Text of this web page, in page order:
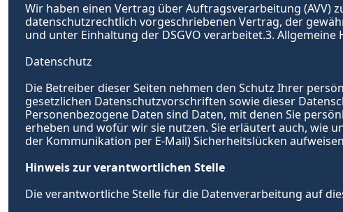
Wir haben einen Vertrag über Auftragsverarbeitung (AVV)
datenschutzrechtlich vorgeschriebenen Vertrag, der
und unter Einhaltung der DSGVO verarbeitet.3.
Datenschutz
Die Betreiber dieser Seiten nehmen den Schutz Ihrer
gesetzlichen Datenschutzvorschriften sowie dieser
Personenbezogene Daten sind Daten, mit denen Sie
erheben und wofür wir sie nutzen. Sie erläutert auch, wie
der Kommunikation per E-Mail) Sicherheitslücken
Hinweis zur verantwortlichen Stelle
Die verantwortliche Stelle für die Datenverarbeitung auf